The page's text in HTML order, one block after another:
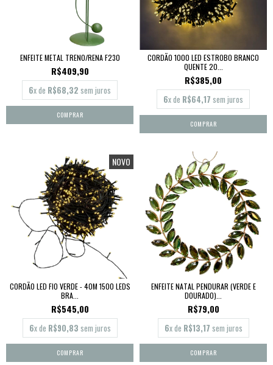
ENFEITE METAL TRENO/RENA F230
R$409,90
6x de R$68,32 sem juros
CORDÃO 1000 LED ESTROBO BRANCO
QUENTE 20...
R$385,00
6x de R$64,17 sem juros
NOVO
CORDÃO LED FIO VERDE - 40M 1500 LEDS
BRA...
R$545,00
6x de R$90,83 sem juros
ENFEITE NATAL PENDURAR (VERDE E
DOURADO)...
R$79,00
6x de R$13,17 sem juros